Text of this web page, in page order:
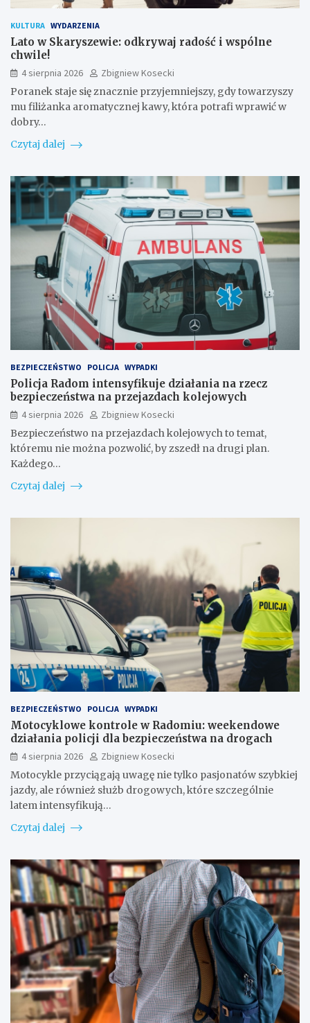
KULTURA WYDARZENIA
Lato w Skaryszewie: odkrywaj radość i wspólne
chwile!
4 sierpnia 2026
Zbigniew Kosecki
Poranek staje się znacznie przyjemniejszy, gdy towarzyszy
mu filiżanka aromatycznej kawy, która potrafi wprawić w
dobry…
Czytaj dalej
BEZPIECZEŃSTWO POLICJA WYPADKI
Policja Radom intensyfikuje działania na rzecz
bezpieczeństwa na przejazdach kolejowych
4 sierpnia 2026
Zbigniew Kosecki
Bezpieczeństwo na przejazdach kolejowych to temat,
któremu nie można pozwolić, by zszedł na drugi plan.
Każdego…
Czytaj dalej
BEZPIECZEŃSTWO POLICJA WYPADKI
Motocyklowe kontrole w Radomiu: weekendowe
działania policji dla bezpieczeństwa na drogach
4 sierpnia 2026
Zbigniew Kosecki
Motocykle przyciągają uwagę nie tylko pasjonatów szybkiej
jazdy, ale również służb drogowych, które szczególnie
latem intensyfikują…
Czytaj dalej